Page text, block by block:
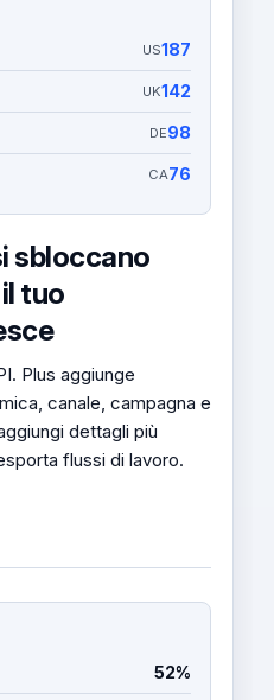
US187
UK142
DE98
CA76
sbloccano
tuo
Plus aggiunge
canale, campagna e
dettagli più
flussi di lavoro.
52%